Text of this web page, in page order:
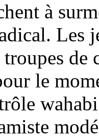
à
Les
troupes
le